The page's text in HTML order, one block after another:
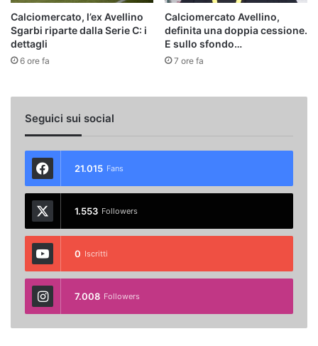
Calciomercato, l’ex Avellino
Sgarbi riparte dalla Serie C: i
dettagli
6 ore fa
Calciomercato Avellino,
definita una doppia cessione.
E sullo sfondo…
7 ore fa
Seguici sui social
21.015 Fans
1.553 Followers
0 Iscritti
7.008 Followers